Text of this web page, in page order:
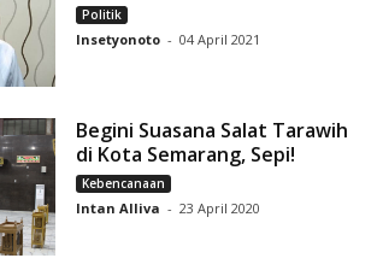
Politik
Insetyonoto - 04 April 2021
Begini Suasana Salat Tarawih
di Kota Semarang, Sepi!
Kebencanaan
Intan Alliva - 23 April 2020